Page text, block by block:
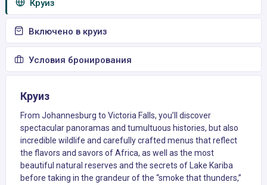
Круиз
Включено в круиз
Условия бронирования
Круиз
From Johannesburg to Victoria Falls, you’ll discover
spectacular panoramas and tumultuous histories, but also
incredible wildlife and carefully crafted menus that reflect
the flavors and savors of Africa, as well as the most
beautiful natural reserves and the secrets of Lake Kariba
before taking in the grandeur of the “smoke that thunders,”